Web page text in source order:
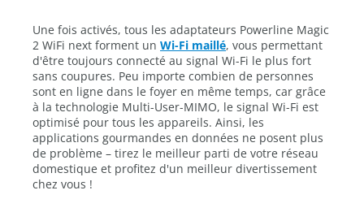
Une fois activés, tous les adaptateurs Powerline Magic
2 WiFi next forment un Wi-Fi maillé, vous permettant
d'être toujours connecté au signal Wi-Fi le plus fort
sans coupures. Peu importe combien de personnes
sont en ligne dans le foyer en même temps, car grâce
à la technologie Multi-User-MIMO, le signal Wi-Fi est
optimisé pour tous les appareils. Ainsi, les
applications gourmandes en données ne posent plus
de problème – tirez le meilleur parti de votre réseau
domestique et profitez d'un meilleur divertissement
chez vous !